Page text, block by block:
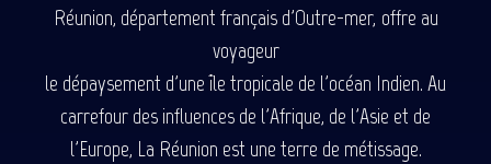
Réunion, département français d'Outre-mer, offre au
voyageur
le dépaysement d'une île tropicale de l'océan Indien. Au
carrefour des influences de l'Afrique, de l'Asie et de
l'Europe, La Réunion est une terre de métissage.